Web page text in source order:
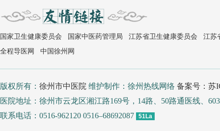
国家卫生健康委员会 国家中医药管理局 江苏省卫生健康委员会
江苏
全程导医网
中国徐州网
版权所有： 徐州市中医院 维护制作：徐州热线网络 备案号：苏
医院地址：徐州市云龙区湘江路169号，14路、50路通医线、
联系电话：0516-962120 0516–68692087
51La